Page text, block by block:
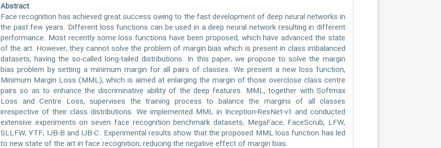
Abstract
Face recognition has achieved great success owing to the fast development of deep neural networks in
the past few years. Different loss functions can be used in a deep neural network resulting in different
performance. Most recently some loss functions have been proposed, which have advanced the state
of the art. However, they cannot solve the problem of margin bias which is present in class imbalanced
datasets, having the so-called long-tailed distributions. In this paper, we propose to solve the margin
bias problem by setting a minimum margin for all pairs of classes. We present a new loss function,
Minimum Margin Loss (MML), which is aimed at enlarging the margin of those overclose class centre
pairs so as to enhance the discriminative ability of the deep features. MML, together with Softmax
Loss and Centre Loss, supervises the training process to balance the margins of all classes
irrespective of their class distributions. We implemented MML in Inception-ResNet-v1 and conducted
extensive experiments on seven face recognition benchmark datasets, MegaFace, FaceScrub, LFW,
SLLFW, YTF, IJB-B and IJB-C. Experimental results show that the proposed MML loss function has led
to new state of the art in face recognition, reducing the negative effect of margin bias.